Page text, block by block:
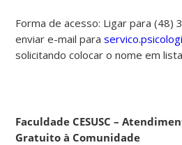
Forma de acesso: Ligar para (48)
enviar e-mail para
solicitando colocar o nome em
Faculdade CESUSC –
Gratuito à Comunidade